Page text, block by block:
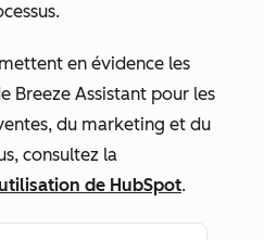
en évidence les
Breeze Assistant pour les
du marketing et du
consultez la
de HubSpot.